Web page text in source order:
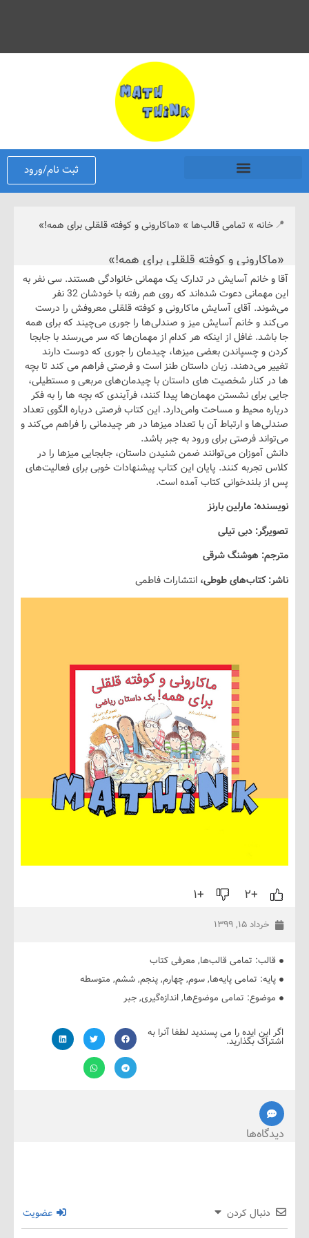
ثبت نام/ورود
تمامی قالب‌ها»«ماکارونی و کوفته قلقلی برای همه!»
و کوفته قلقلی برای همه!»
آسایش در تدارک یک مهمانی خانوادگی هستند. سی نفر به
این مهمانی دعوت شده‌اند که روی هم رفته با خودشان 32 نفر
آقای آسایش ماکارونی و کوفته قلقلی معروفش را درست
و خانم آسایش میز و صندلی‌ها را جوری می‌چیند که برای همه
غافل از اینکه هر کدام از مهمان‌ها که سر می‌رسند با جابجا
چسپاندن بعضی میزها، چیدمان را جوری که دوست دارند
می‌دهند. زبان داستان طنز است و فرصتی فراهم می کند تا بچه
شخصیت های داستان با چیدمان‌های مربعی و مستطیلی،
نشستن مهمان‌ها پیدا کنند، فرآیندی که بچه ها را به فکر
محیط و مساحت وامی‌دارد. این کتاب فرصتی درباره الگوی تعداد
و ارتباط آن با تعداد میزها در هر چیدمانی را فراهم می‌کند و
فرصتی برای ورود به جبر باشد.
می‌توانند ضمن شنیدن داستان، جابجایی میزها را در
کنند. پایان این کتاب پیشنهادات خوبی برای فعالیت‌های
کتاب آمده است.
مارلین بارنز
دبی تیلی
هوشنگ شرقی
کتاب‌های طوطی،انتشارات فاطمی
+۱
تمامی قالب‌ها,معرفی کتاب
تمامی پایه‌ها,سوم,چهارم,پنجم,ششم,متوسطه
تمامی موضوع‌ها, اندازه‌گیری,جبر
ایده را می پسندید لطفا آنرا به
بگذارید.
کردن عضویت